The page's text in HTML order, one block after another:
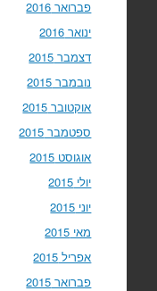
פברואר 2016
ינואר 2016
דצמבר 2015
נובמבר 2015
אוקטובר 2015
ספטמבר 2015
אוגוסט 2015
יולי 2015
יוני 2015
מאי 2015
אפריל 2015
פברואר 2015